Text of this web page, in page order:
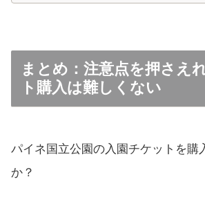
まとめ：注意点を押さえ
ト購入は難しくない
パイネ国立公園の入園チケットを購
か？